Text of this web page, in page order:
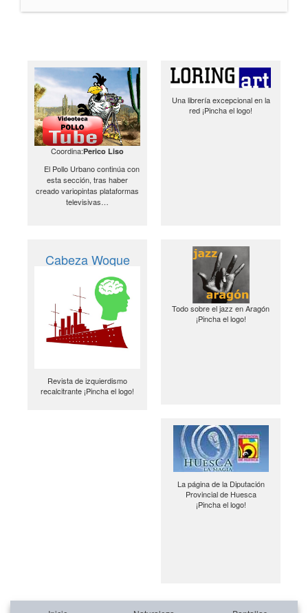
Coordina:Perico Liso
El Pollo Urbano continúa con
esta sección, tras haber
creado variopintas plataformas
televisivas…
Una librería excepcional en la
red ¡Pincha el logo!
Cabeza Woque
Revista de izquierdismo
recalcitrante ¡Pincha el logo!
Todo sobre el jazz en Aragón
¡Pincha el logo!
La página de la Diputación
Provincial de Huesca
¡Pincha el logo!